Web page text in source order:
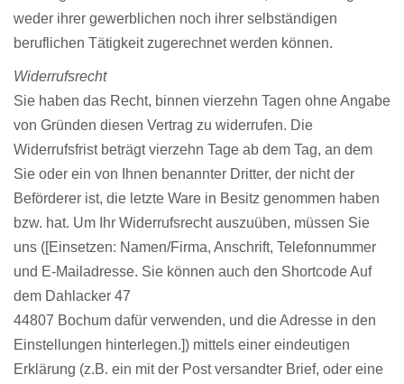
weder ihrer gewerblichen noch ihrer selbständigen
beruflichen Tätigkeit zugerechnet werden können.
Widerrufsrecht
Sie haben das Recht, binnen vierzehn Tagen ohne Angabe
von Gründen diesen Vertrag zu widerrufen. Die
Widerrufsfrist beträgt vierzehn Tage ab dem Tag, an dem
Sie oder ein von Ihnen benannter Dritter, der nicht der
Beförderer ist, die letzte Ware in Besitz genommen haben
bzw. hat. Um Ihr Widerrufsrecht auszuüben, müssen Sie
uns ([Einsetzen: Namen/Firma, Anschrift, Telefonnummer
und E-Mailadresse. Sie können auch den Shortcode Auf
dem Dahlacker 47
44807 Bochum dafür verwenden, und die Adresse in den
Einstellungen hinterlegen.]) mittels einer eindeutigen
Erklärung (z.B. ein mit der Post versandter Brief, oder eine